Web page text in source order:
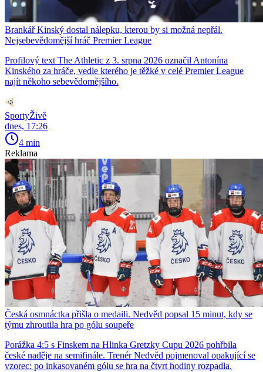
Brankář Kinský dostal nálepku, kterou by si možná nepřál.
Nejsebevědomější hráč Premier League
Profilový text The Athletic z 3. srpna 2026 označil Antonína
Kinského za hráče, vedle kterého je těžké v celé Premier League
najít někoho sebevědomějšího.
SportyŽivě
dnes, 17:26
4 min
Reklama
Česká osmnáctka přišla o medaili. Nedvěd popsal 15 minut, kdy se
týmu zhroutila hra po gólu soupeře
Porážka 4:5 s Finskem na Hlinka Gretzky Cupu 2026 pohřbila
české naděje na semifinále. Trenér Nedvěd pojmenoval opakující se
vzorec: po inkasovaném gólu se hra na čtvrt hodiny rozpadla.